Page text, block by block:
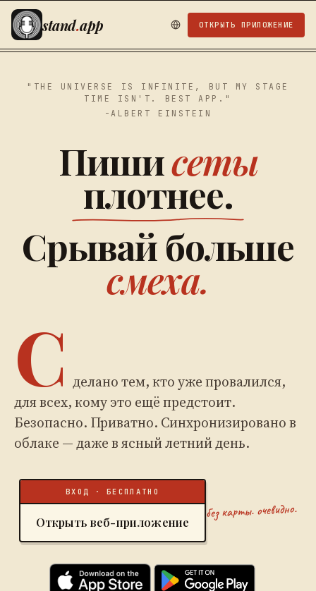
stand.app ОТКРЫТЬ ПРИЛОЖЕНИЕ
"THE UNIVERSE IS INFINITE, BUT MY STAGE
TIME ISN'T. BEST APP."
-ALBERT EINSTEIN
Пишисеты
плотнее.
Срывай больше
смеха.
С делано тем, кто уже провалился,
для всех, кому это ещё предстоит.
Безопасно. Приватно. Синхронизировано в
облаке — даже в ясный летний день.
ВХОД · БЕСПЛАТНО
Открыть веб-приложение
без карты. очевидно.